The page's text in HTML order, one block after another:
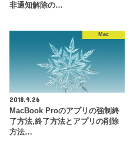
非通知解除の…
Mac
2018.9.26
MacBook Proのアプリの強制終
了方法,終了方法とアプリの削除
方法…